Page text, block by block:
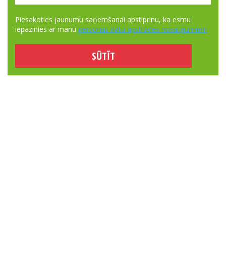
Piesakoties jaunumu saņemšanai apstiprinu, ka esmu
iepazinies ar manu personas datu apstrādes nosacījumiem